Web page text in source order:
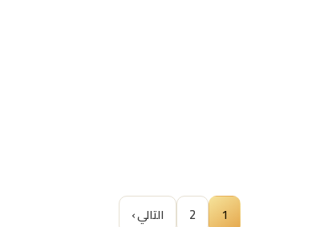
1
2 التالي ›